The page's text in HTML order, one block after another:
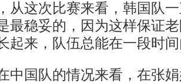
从这次比赛来看，韩国队
最稳妥的，因为这样保证
起来，队伍总能在一段时
国队的情况来看，在张娟